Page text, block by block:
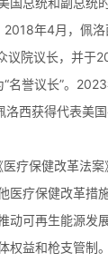
年4月，佩
议院议长，并于
名誉议长”。
西获得代表美
疗保健改革法
医疗保健改革措
动可再生能源发
权益和枪支管制